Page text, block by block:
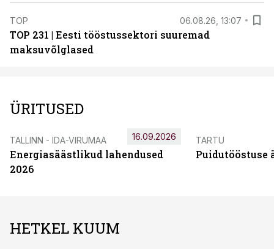
TOP 06.08.26, 13:07
TOP 231 | Eesti tööstussektori suuremad
maksuvõlglased
ÜRITUSED
TALLINN - IDA-VIRUMAA
Energiasäästlikud lahendused
2026
16.09.2026 TARTU
Puidutööstuse
HETKEL KUUM